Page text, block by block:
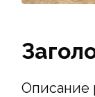
Описание